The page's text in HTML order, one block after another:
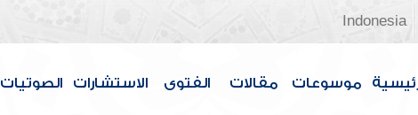
Indonesia
موسوعات مقالات الفتوى الاستشارات الصوتيات